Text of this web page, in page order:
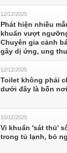
12/12/2025
Phát hiện nhiều
khuẩn vượt
Chuyên gia cảnh
gây dị ứng, ung
12/12/2025
Toilet không phải
dưới đây là bốn
10/12/2025
Vi khuẩn 'sát thủ'
trong tủ lạnh, bỏ